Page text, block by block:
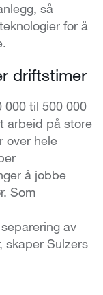
så
for å
driftstimer
000 til 500 000
arbeid på store
over hele
å jobbe
Som
av
skaper Sulzers